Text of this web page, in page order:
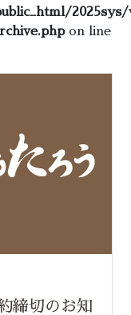
2025sys/
on line
締切のお知